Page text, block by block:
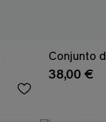
Conjunto
38,00 €